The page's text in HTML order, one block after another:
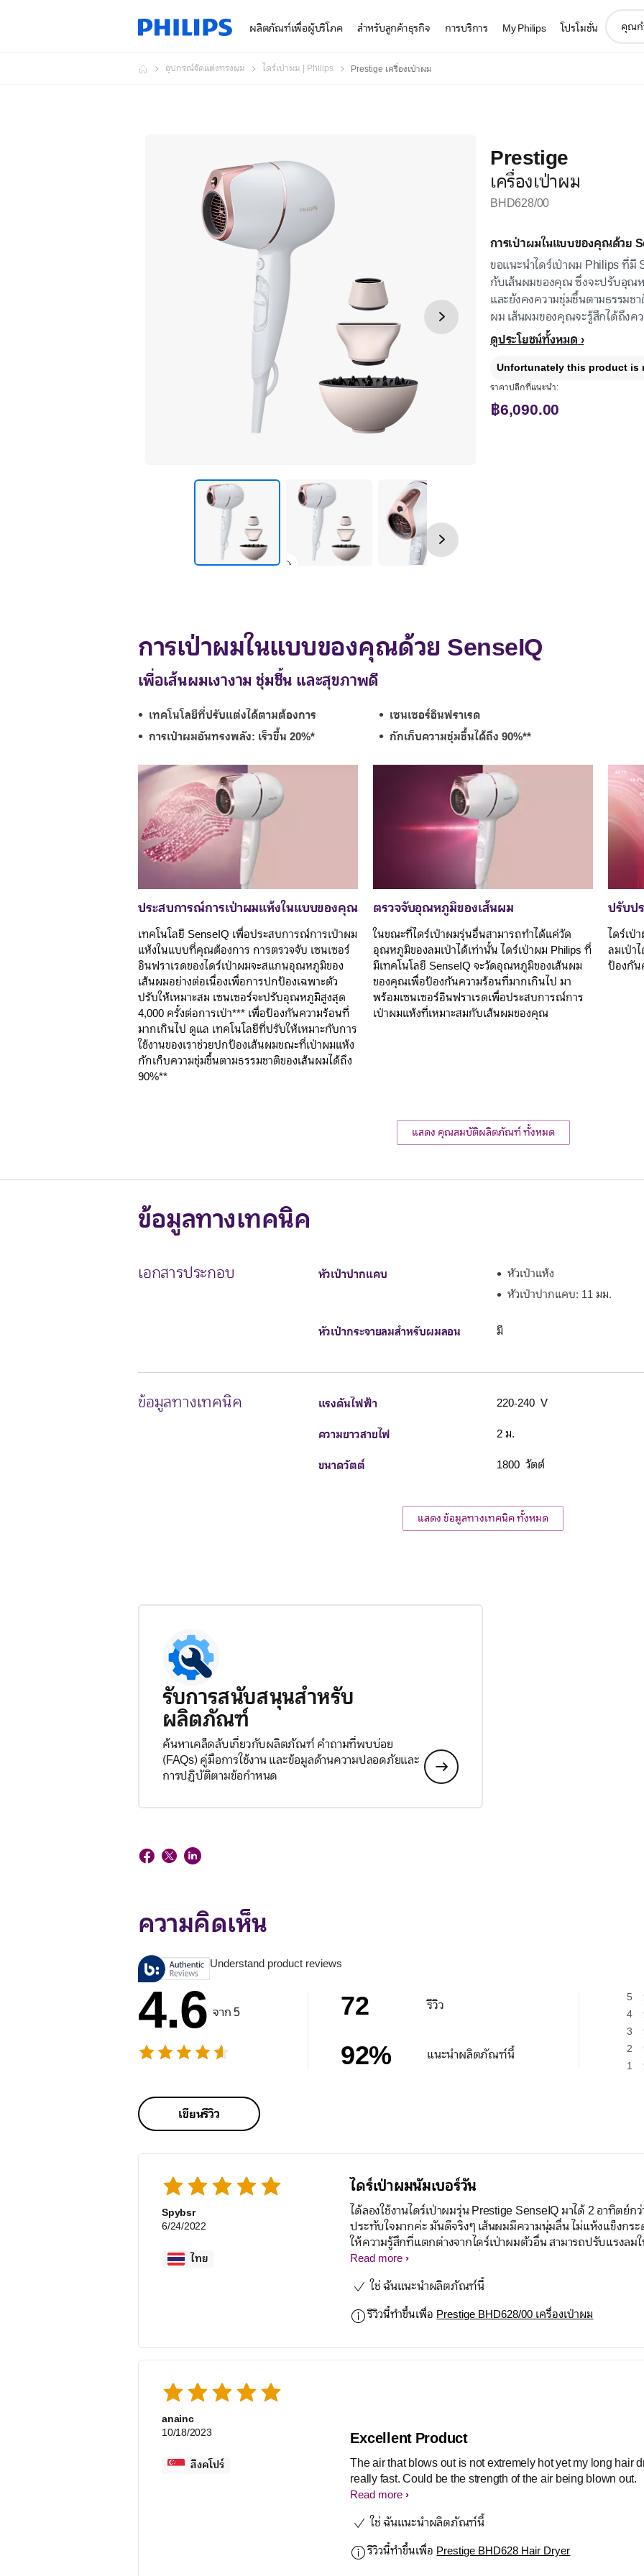
ผลิตภัณฑ์เพื่อผู้บริโภค สำหรับลูกค้าธุรกิจ การบริการ My Philips โปรโมชั่น
search
อุปกรณ์จัดแต่งทรงผม ไดร์เป่าผม | Philips Prestige เครื่องเป่าผม
Prestige
เครื่องเป่าผม
BHD628/00
การเป่าผมในแบบของคุณด้วย
ขอแนะนำไดร์เป่าผม Philips ที่มี
กับเส้นผมของคุณ ซึ่งจะปรับอุณ
และยังคงความชุ่มชื้นตามธรรมช
ผม เส้นผมของคุณจะรู้สึกได้ถึงค
ดูประโยชน์ทั้งหมด
Unfortunately this product is
ราคาปลีกที่แนะนำ:
฿6,090.00
การเป่าผมในแบบของคุณด้วย SenseIQ
เพื่อเส้นผมเงางาม ชุ่มชื้น และสุขภาพดี
เทคโนโลยีที่ปรับแต่งได้ตามต้องการ
เซนเซอร์อินฟราเรด
การเป่าผมอันทรงพลัง: เร็วขึ้น 20%*
กักเก็บความชุ่มชื้นได้ถึง 90%**
ประสบการณ์การเป่าผมแห้งในแบบของคุณ
เทคโนโลยี SenseIQ เพื่อประสบการณ์การเป่าผม
แห้งในแบบที่คุณต้องการ การตรวจจับ เซนเซอร์
อินฟราเรดของไดร์เป่าผมจะสแกนอุณหภูมิของ
เส้นผมอย่างต่อเนื่องเพื่อการปกป้องเฉพาะตัว
ปรับให้เหมาะสม เซนเซอร์จะปรับอุณหภูมิสูงสุด
4,000 ครั้งต่อการเป่า*** เพื่อป้องกันความร้อนที่
มากเกินไป ดูแล เทคโนโลยีที่ปรับให้เหมาะกับการ
ใช้งานของเราช่วยปกป้องเส้นผมขณะที่เป่าผมแห้ง
กักเก็บความชุ่มชื้นตามธรรมชาติของเส้นผมได้ถึง
90%**
ตรวจจับอุณหภูมิของเส้นผม
ในขณะที่ไดร์เป่าผมรุ่นอื่นสามารถทำได้แค่วัด
อุณหภูมิของลมเป่าได้เท่านั้น ไดร์เป่าผม Philips ที่
มีเทคโนโลยี SenseIQ จะวัดอุณหภูมิของเส้นผม
ของคุณเพื่อป้องกันความร้อนที่มากเกินไป มา
พร้อมเซนเซอร์อินฟราเรดเพื่อประสบการณ์การ
เป่าผมแห้งที่เหมาะสมกับเส้นผมของคุณ
ปรับป
ไดร์เป่
ลมเป่า
ป้องกัน
แสดง คุณสมบัติผลิตภัณฑ์ ทั้งหมด
ข้อมูลทางเทคนิค
เอกสารประกอบ หัวเป่าปากแคบ
หัวเป่าแห้ง
หัวเป่าปากแคบ: 11 มม.
หัวเป่ากระจายลมสำหรับผมลอน มี
ข้อมูลทางเทคนิค แรงดันไฟฟ้า 220-240 V
ความยาวสายไฟ 2 ม.
ขนาดวัตต์ 1800 วัตต์
แสดง ข้อมูลทางเทคนิค ทั้งหมด
รับการสนับสนุนสำหรับ
ผลิตภัณฑ์
ค้นหาเคล็ดลับเกี่ยวกับผลิตภัณฑ์ คำถามที่พบบ่อย
(FAQs) คู่มือการใช้งาน และข้อมูลด้านความปลอดภัยและ
การปฏิบัติตามข้อกำหนด
ความคิดเห็น
Understand product reviews
4.6 จาก 5
เขียนรีวิว
72 รีวิว
92% แนะนำผลิตภัณฑ์นี้
5
4
3
2
1
Spybsr
6/24/2022
ไทย
ไดร์เป่าผมนัมเบอร์วัน
ได้ลองใช้งานไดร์เป่าผมรุ่น Prestige SenseIQ มาได้ 2 อาทิตย์ก
ประทับใจมากค่ะ มันดีจริงๆ เส้นผมมีความนุ่มลื่น ไม่แห้งแข็งกระด้าง
ให้ความรู้สึกที่แตกต่างจากไดร์เป่าผมตัวอื่น สามารถปรับแรงลมให้นุ่ม
นวลได้ หรือลมเร็วแรงในวันที่เร่งรีบ วัสดุดีมีคุณภาพ คุ้มค่าคุ้มราค
Read more
ใช่ ฉันแนะนำผลิตภัณฑ์นี้
รีวิวนี้ทำขึ้นเพื่อPrestige BHD628/00 เครื่องเป่าผม
anainc
10/18/2023
สิงคโปร์
Excellent Product
The air that blows out is not extremely hot yet my long hair
really fast. Could be the strength of the air being blown out.
Read more
ใช่ ฉันแนะนำผลิตภัณฑ์นี้
รีวิวนี้ทำขึ้นเพื่อPrestige BHD628 Hair Dryer